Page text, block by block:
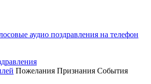
Пожелания Признания События